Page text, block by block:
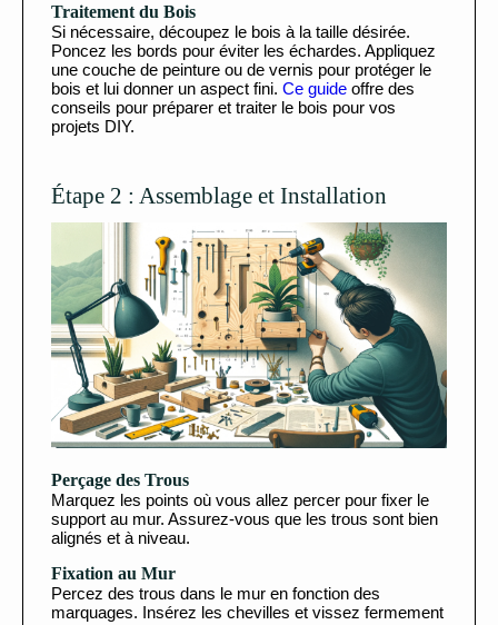
Traitement du Bois
Si nécessaire, découpez le bois à la taille désirée.
Poncez les bords pour éviter les échardes. Appliquez
une couche de peinture ou de vernis pour protéger le
bois et lui donner un aspect fini. Ce guide offre des
conseils pour préparer et traiter le bois pour vos
projets DIY.
Étape 2 : Assemblage et Installation
Perçage des Trous
Marquez les points où vous allez percer pour fixer le
support au mur. Assurez-vous que les trous sont bien
alignés et à niveau.
Fixation au Mur
Percez des trous dans le mur en fonction des
marquages. Insérez les chevilles et vissez fermement